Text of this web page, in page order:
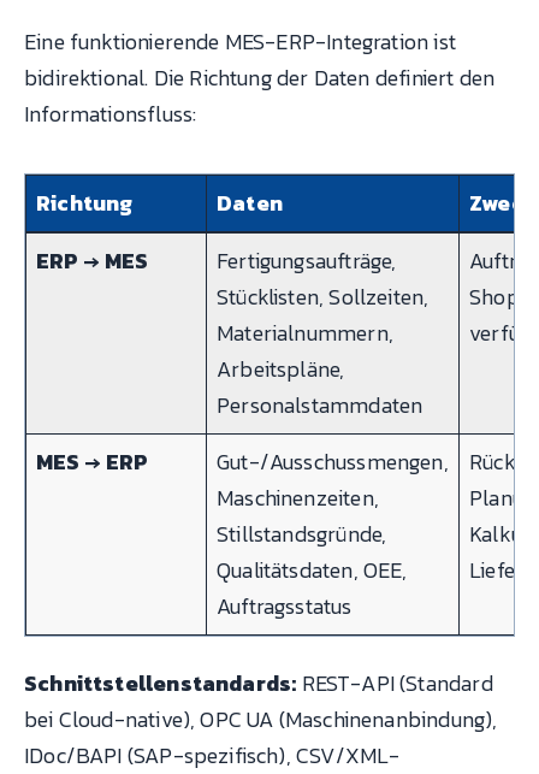
Eine funktionierende MES-ERP-Integration ist
bidirektional. Die Richtung der Daten definiert den
Informationsfluss:
Richtung Daten
Zweck
ERP → MES
Fertigungsaufträge,
Stücklisten, Sollzeiten,
Materialnummern,
Arbeitspläne,
Personalstammdaten
MES → ERP
Gut-/Ausschussmengen,
Maschinenzeiten,
Stillstandsgründe,
Qualitätsdaten, OEE,
Auftragsstatus
Schnittstellenstandards: REST-API (Standard
bei Cloud-native), OPC UA (Maschinenanbindung),
IDoc/BAPI (SAP-spezifisch), CSV/XML-